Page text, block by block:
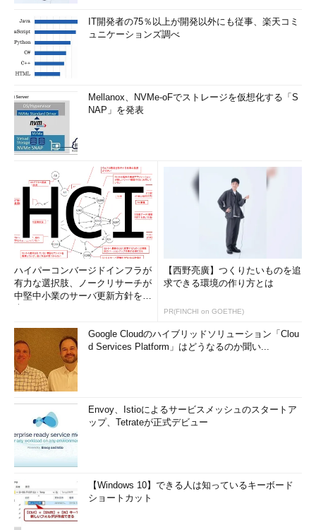
IT開発者の75％以上が開発以外にも従事、楽天コミ
ュニケーションズ調べ
Mellanox、NVMe-oFでストレージを仮想化する「S
NAP」を発表
ハイパーコンバージドインフラが
有力な選択肢、ノークリサーチが
中堅中小業のサーバ更新方針を調
【西野亮廣】つくりたいものを追
求できる環境の作り方とは
PR(FINCHI on GOETHE)
Google Cloudのハイブリッドソリューション「Clou
d Services Platform」はどうなるのか聞い...
Envoy、Istioによるサービスメッシュのスタートア
ップ、Tetrateが正式デビュー
【Windows 10】できる人は知っているキーボード
ショートカット